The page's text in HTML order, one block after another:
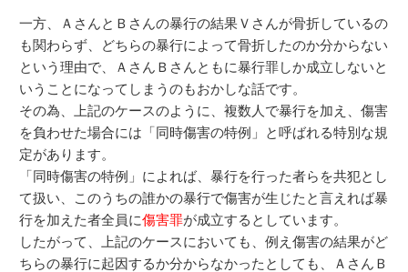
一方、ＡさんとＢさんの暴行の結果Ｖさんが骨折しているの
も関わらず、どちらの暴行によって骨折したのか分からない
という理由で、ＡさんＢさんともに暴行罪しか成立しないと
いうことになってしまうのもおかしな話です。
その為、上記のケースのように、複数人で暴行を加え、傷害
を負わせた場合には「同時傷害の特例」と呼ばれる特別な規
定があります。
「同時傷害の特例」によれば、暴行を行った者らを共犯とし
て扱い、このうちの誰かの暴行で傷害が生じたと言えれば暴
行を加えた者全員に傷害罪が成立するとしています。
したがって、上記のケースにおいても、例え傷害の結果がど
ちらの暴行に起因するか分からなかったとしても、ＡさんＢ